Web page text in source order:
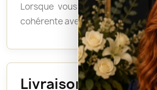
Lorsque vous ne savez pas
cohérente avec le lieu, le
Livraison au